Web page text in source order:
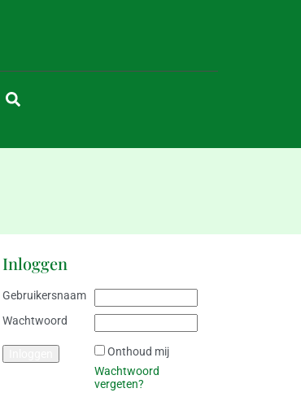
Inloggen
Gebruikersnaam
Wachtwoord
Onthoud mij
Wachtwoord
vergeten?